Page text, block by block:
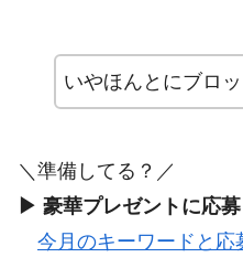
いやほんとにブロ
＼準備してる？／
▶ 豪華プレゼントに応募
今月のキーワードと応